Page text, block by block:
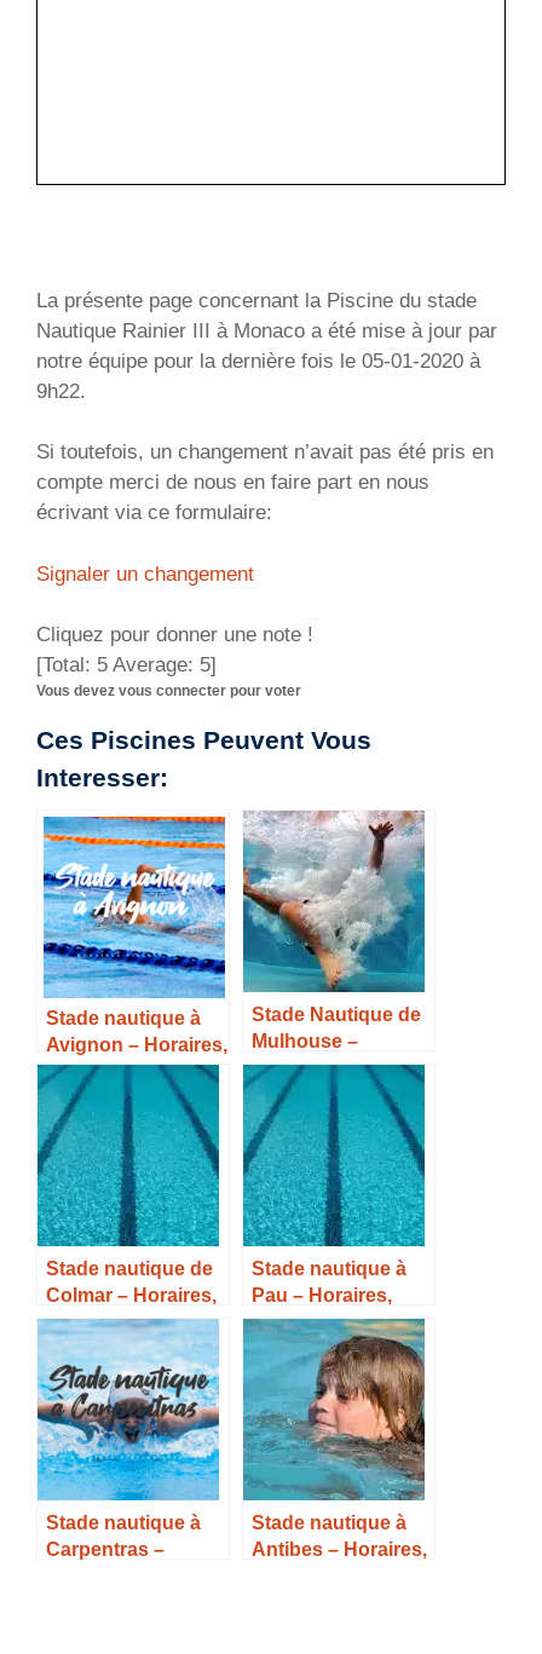
La présente page concernant la Piscine du stade
Nautique Rainier III à Monaco a été mise à jour par
notre équipe pour la dernière fois le 05-01-2020 à
9h22.
Si toutefois, un changement n’avait pas été pris en
compte merci de nous en faire part en nous
écrivant via ce formulaire:
Signaler un changement
Cliquez pour donner une note !
[Total: 5 Average: 5]
Vous devez vous connecter pour voter
Ces Piscines Peuvent Vous
Interesser:
Stade nautique à
Avignon – Horaires,
Tarifs et Infos –
Stade Nautique de
Mulhouse –
Horaires, Tarifs et
infos –
Stade nautique de
Colmar – Horaires,
Tarifs et infos –
Stade nautique à
Pau – Horaires,
Tarifs et Infos –
Stade nautique à
Carpentras –
Stade nautique à
Antibes – Horaires,